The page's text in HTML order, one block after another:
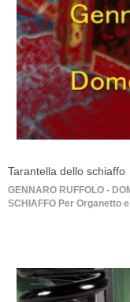
Tarantella dello schiaffo
GENNARO RUFFOLO -
SCHIAFFO Per Organetto